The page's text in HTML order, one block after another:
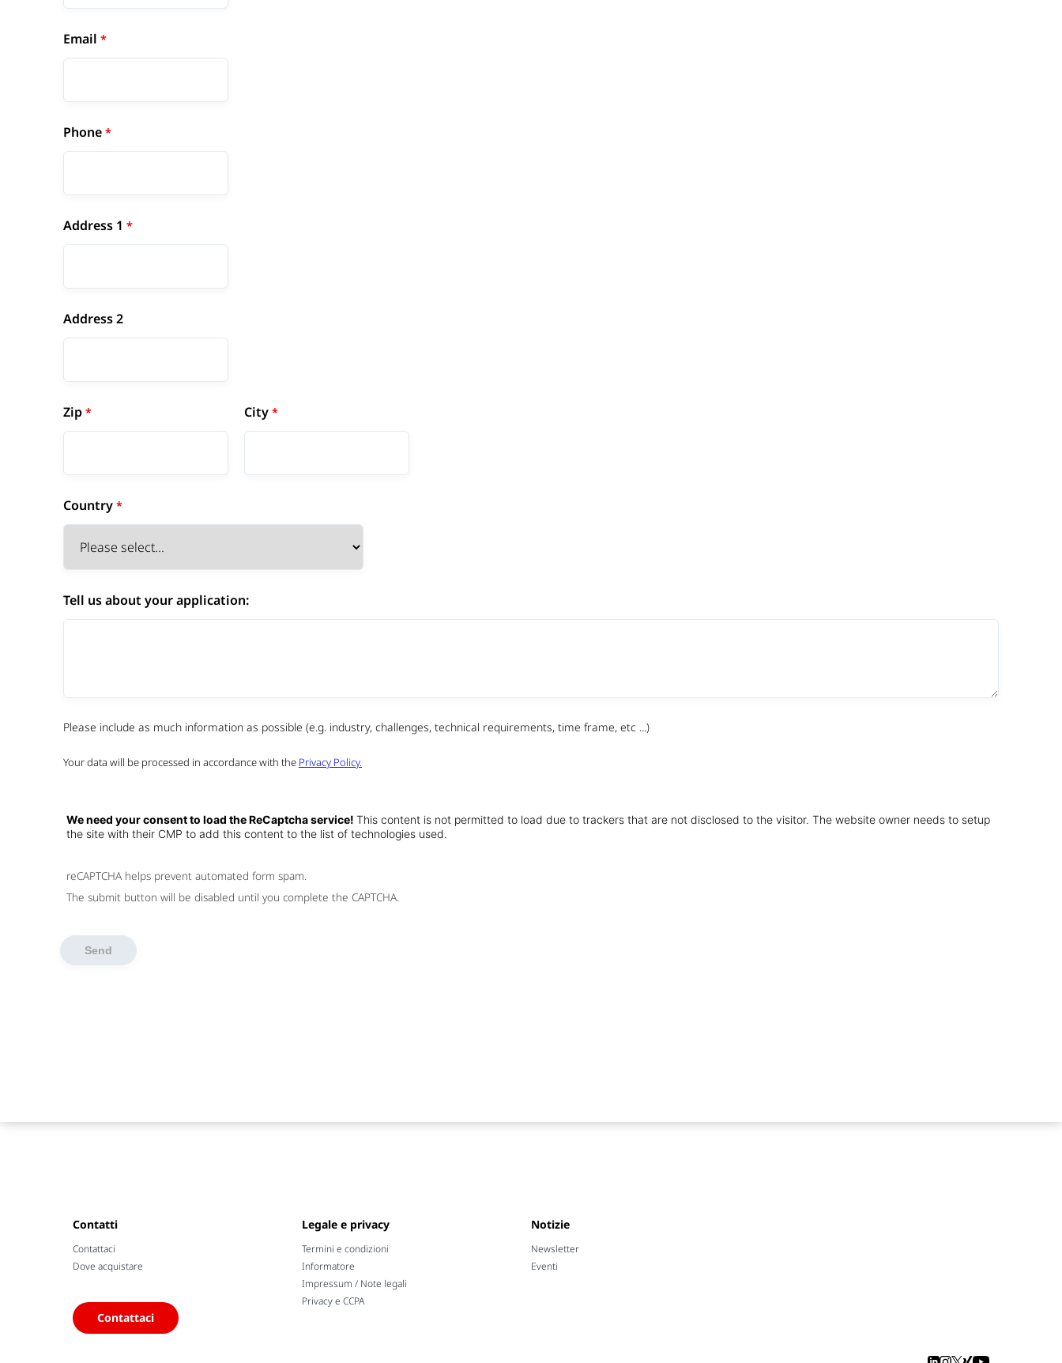
Email
Phone
Address 1
Address 2
Zip City
Country
Tell us about your application:
Please include as much information as possible (e.g. industry, challenges, technical requirements, time frame, etc ...)
Your data will be processed in accordance with the Privacy Policy.
We need your consent to load the ReCaptcha service! This content is not permitted to load due to trackers that are not disclosed to the visitor. The website owner needs to setup
the site with their CMP to add this content to the list of technologies used.
reCAPTCHA helps prevent automated form spam.
The submit button will be disabled until you complete the CAPTCHA.
Contatti
Contattaci
Dove acquistare
Contattaci
Legale e privacy
Termini e condizioni
Informatore
Impressum / Note legali
Privacy e CCPA
Notizie
Newsletter
Eventi